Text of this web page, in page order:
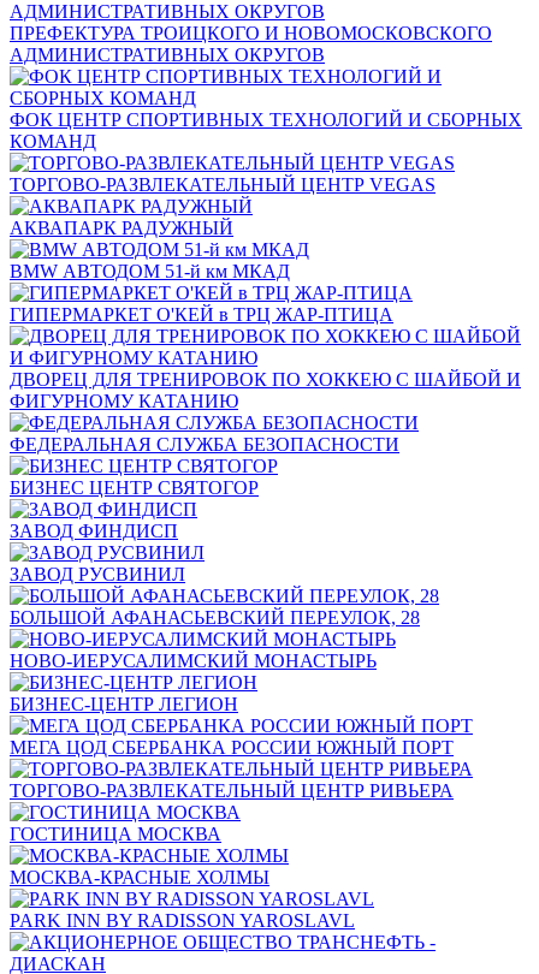
ПРЕФЕКТУРА ТРОИЦКОГО И НОВОМОСКОВСКОГО
АДМИНИСТРАТИВНЫХ ОКРУГОВ
ФОК ЦЕНТР СПОРТИВНЫХ ТЕХНОЛОГИЙ И СБОРНЫХ
КОМАНД
ТОРГОВО-РАЗВЛЕКАТЕЛЬНЫЙ ЦЕНТР VEGAS
АКВАПАРК РАДУЖНЫЙ
BMW АВТОДОМ 51-й км МКАД
ГИПЕРМАРКЕТ О'КЕЙ в ТРЦ ЖАР-ПТИЦА
ДВОРЕЦ ДЛЯ ТРЕНИРОВОК ПО ХОККЕЮ С ШАЙБОЙ И
ФИГУРНОМУ КАТАНИЮ
ФЕДЕРАЛЬНАЯ СЛУЖБА БЕЗОПАСНОСТИ
БИЗНЕС ЦЕНТР СВЯТОГОР
ЗАВОД ФИНДИСП
ЗАВОД РУСВИНИЛ
БОЛЬШОЙ АФАНАСЬЕВСКИЙ ПЕРЕУЛОК, 28
НОВО-ИЕРУСАЛИМСКИЙ МОНАСТЫРЬ
БИЗНЕС-ЦЕНТР ЛЕГИОН
МЕГА ЦОД СБЕРБАНКА РОССИИ ЮЖНЫЙ ПОРТ
ТОРГОВО-РАЗВЛЕКАТЕЛЬНЫЙ ЦЕНТР РИВЬЕРА
ГОСТИНИЦА МОСКВА
МОСКВА-КРАСНЫЕ ХОЛМЫ
PARK INN BY RADISSON YAROSLAVL